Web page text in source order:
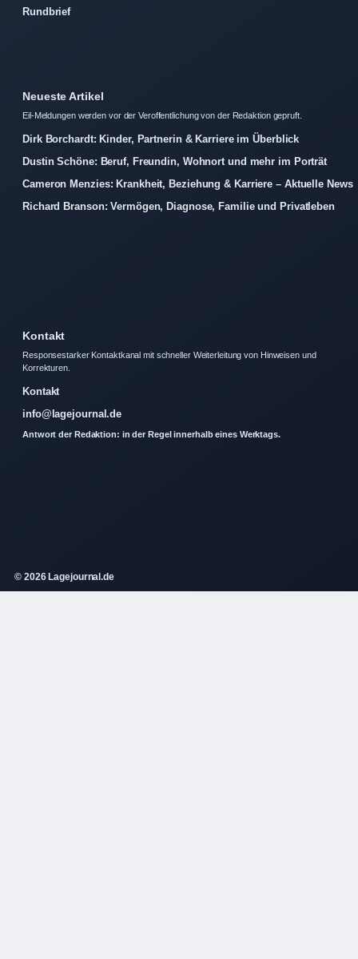
Rundbrief
Neueste Artikel
Eil-Meldungen werden vor der Veroffentlichung von der Redaktion gepruft.
Dirk Borchardt: Kinder, Partnerin & Karriere im Überblick
Dustin Schöne: Beruf, Freundin, Wohnort und mehr im Porträt
Cameron Menzies: Krankheit, Beziehung & Karriere – Aktuelle News
Richard Branson: Vermögen, Diagnose, Familie und Privatleben
Kontakt
Responsestarker Kontaktkanal mit schneller Weiterleitung von Hinweisen und
Korrekturen.
Kontakt
info@lagejournal.de
Antwort der Redaktion: in der Regel innerhalb eines Werktags.
© 2026 Lagejournal.de